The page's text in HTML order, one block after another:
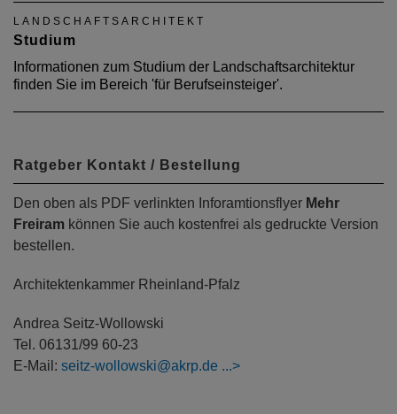
LANDSCHAFTSARCHITEKT
Studium
Informationen zum Studium der Landschaftsarchitektur
finden Sie im Bereich 'für Berufseinsteiger'.
Ratgeber Kontakt / Bestellung
Den oben als PDF verlinkten Inforamtionsflyer Mehr
Freiram können Sie auch kostenfrei als gedruckte Version
bestellen.
Architektenkammer Rheinland-Pfalz
Andrea Seitz-Wollowski
Tel. 06131/99 60-23
E-Mail: seitz-wollowski@akrp.de